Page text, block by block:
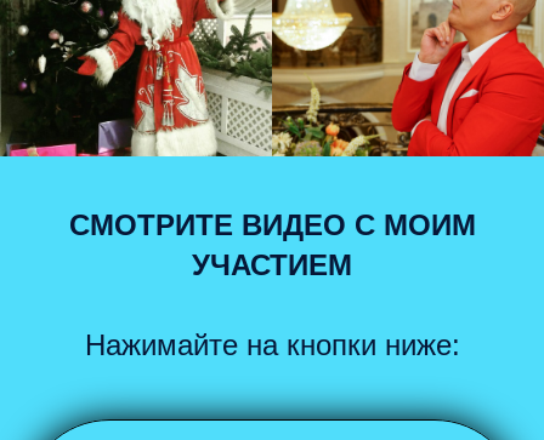
СМОТРИТЕ ВИДЕО С МОИМ
УЧАСТИЕМ
Нажимайте на кнопки ниже: